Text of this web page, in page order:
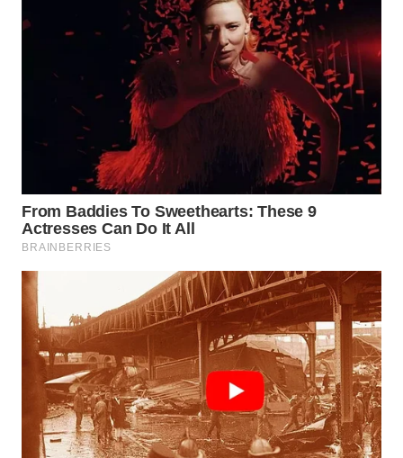
WN
BOROBUDUR
WN
MADURA
SURABAYA
WN
NATUNA
WN
BINTAN